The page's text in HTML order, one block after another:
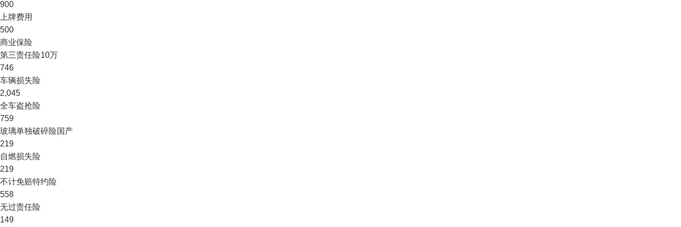
900
上牌费用
500
商业保险
第三责任险10万
746
车辆损失险
2,045
全车盗抢险
759
玻璃单独破碎险国产
219
自燃损失险
219
不计免赔特约险
558
无过责任险
149